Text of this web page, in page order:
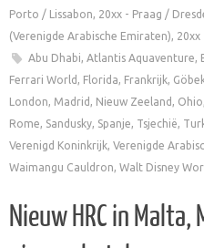
Porto / Lissabon, 20xx - Praag /
(Verenigde Arabische Emiraten), 20xx
Abu Dhabi, Atlantis Aquaventure,
Ferrari World , Florida, Frankrijk,
London, Madrid , Nieuw Zeeland , Ohio
Rome, Sandusky, Spanje, Tsjechië,
Verenigd Koninkrijk, Verenigde
Waimangu Cauldron, Walt Disney
Nieuw HRC in